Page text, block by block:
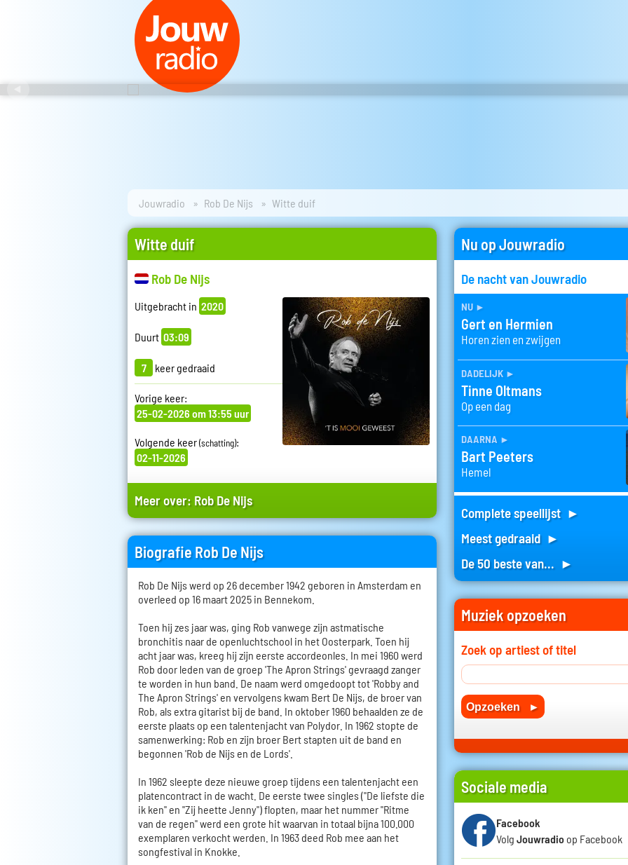
Jouwradio Rob De Nijs Witte duif
Witte duif
Rob De Nijs
Uitgebracht in 2020
Duurt 03:09
7 keer gedraaid
Vorige keer:
25-02-2026 om 13:55 uur
Volgende keer(schatting):
02-11-2026
Meer over: Rob De Nijs
Biografie Rob De Nijs
Rob De Nijs werd op 26 december 1942 geboren in Amsterdam en
overleed op 16 maart 2025 in Bennekom.
Toen hij zes jaar was, ging Rob vanwege zijn astmatische
bronchitis naar de openluchtschool in het Oosterpark. Toen hij
acht jaar was, kreeg hij zijn eerste accordeonles. In mei 1960 werd
Rob door leden van de groep 'The Apron Strings' gevraagd zanger
te worden in hun band. De naam werd omgedoopt tot 'Robby and
The Apron Strings' en vervolgens kwam Bert De Nijs, de broer van
Rob, als extra gitarist bij de band. In oktober 1960 behaalden ze de
eerste plaats op een talentenjacht van Polydor. In 1962 stopte de
samenwerking: Rob en zijn broer Bert stapten uit de band en
begonnen 'Rob de Nijs en de Lords'.
In 1962 sleepte deze nieuwe groep tijdens een talentenjacht een
platencontract in de wacht. De eerste twee singles ("De liefste die
ik ken" en "Zij heette Jenny") flopten, maar het nummer "Ritme
van de regen" werd een grote hit waarvan in totaal bijna 100.000
exemplaren verkocht werden. In 1963 deed Rob mee aan het
songfestival in Knokke.
Nu op Jouwradio
De nacht van Jouwradio
nu ►
Gert en Hermien
Horen zien en zwijgen
dadelijk ►
Tinne Oltmans
Op een dag
daarna ►
Bart Peeters
Hemel
Complete speellijst ►
Meest gedraaid ►
De 50 beste van... ►
Muziek opzoeken
Zoek op artiest of titel
Sociale media
Facebook
Volg Jouwradio op Facebook